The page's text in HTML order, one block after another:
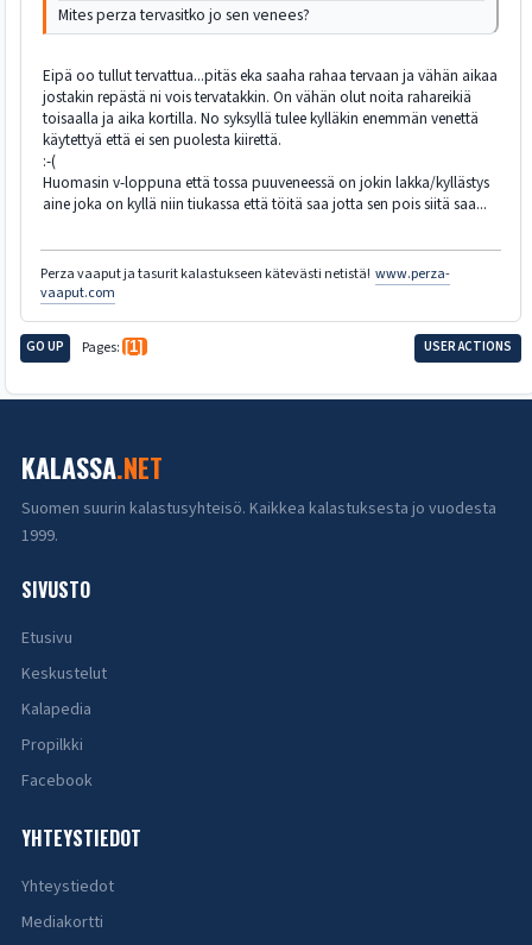
Mites perza tervasitko jo sen venees?
Eipä oo tullut tervattua...pitäs eka saaha rahaa tervaan ja vähän aikaa
jostakin repästä ni vois tervatakkin. On vähän olut noita rahareikiä
toisaalla ja aika kortilla. No syksyllä tulee kylläkin enemmän venettä
käytettyä että ei sen puolesta kiirettä.
:-(
Huomasin v-loppuna että tossa puuveneessä on jokin lakka/kyllästys
aine joka on kyllä niin tiukassa että töitä saa jotta sen pois siitä saa...
Perza vaaput ja tasurit kalastukseen kätevästi netistä! www.perza-
vaaput.com
GO UP Pages 1 USER ACTIONS
KALASSA.NET
Suomen suurin kalastusyhteisö. Kaikkea kalastuksesta jo vuodesta
1999.
SIVUSTO
Etusivu
Keskustelut
Kalapedia
Propilkki
Facebook
YHTEYSTIEDOT
Yhteystiedot
Mediakortti